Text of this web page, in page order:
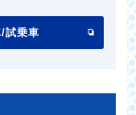
試乗車